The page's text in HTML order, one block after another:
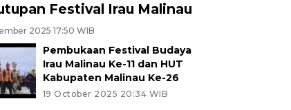
Festival Irau Malinau
2025 17:50 WIB
Pembukaan Festival Budaya
Irau Malinau Ke-11 dan HUT
Kabupaten Malinau Ke-26
19 October 2025 20:34 WIB